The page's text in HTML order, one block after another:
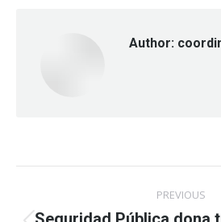
Author:
PREVIOUS